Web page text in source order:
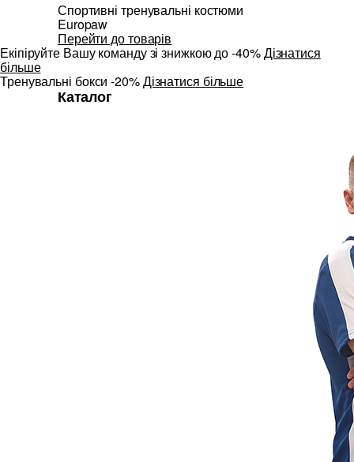
Спортивні тренувальні костюми
Europaw
Перейти до товарів
Екіпіруйте Вашу команду зі знижкою до -40%Дізнатися
більше
Тренувальні бокси -20%Дізнатися більше
Каталог